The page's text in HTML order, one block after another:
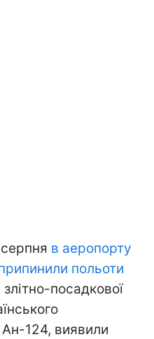
в аеропорту
польоти
посадкової
Ан-124, виявили